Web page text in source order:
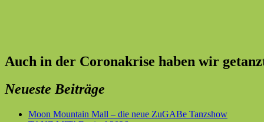
Auch in der Coronakrise haben wir
Neueste Beiträge
Moon Mountain Mall – die neue ZuGABe Tanzshow